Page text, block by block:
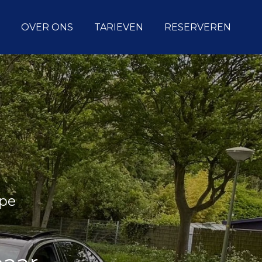
OVER ONS TARIEVEN RESERVEREN